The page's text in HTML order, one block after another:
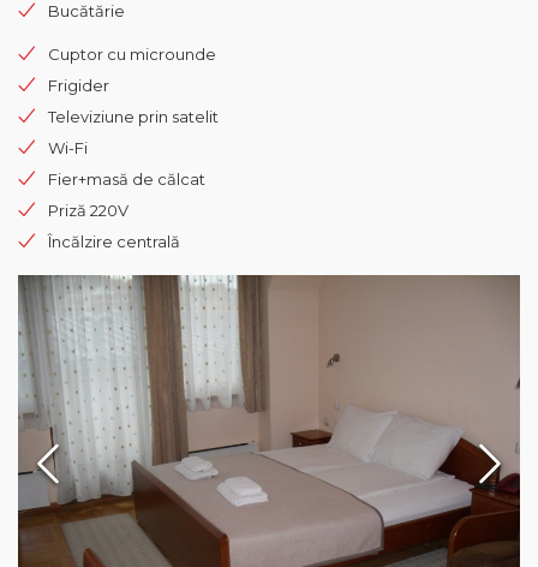
Bucătărie
Cuptor cu microunde
Frigider
Televiziune prin satelit
Wi-Fi
Fier+masă de călcat
Priză 220V
Încălzire centrală